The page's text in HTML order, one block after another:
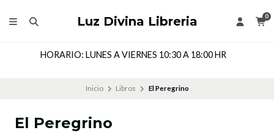
Luz Divina Libreria 0
HORARIO: LUNES A VIERNES 10:30 A 18:00 HR
Inicio Libros El Peregrino
El Peregrino